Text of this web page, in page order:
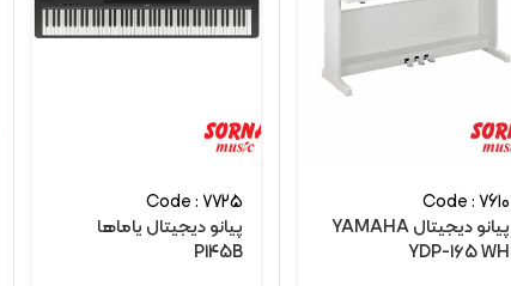
Code : 7610
پیانو دیجیتال YAMAHA
YDP-165 WH
Code : 7725
پیانو دیجیتال یاماها
P145B